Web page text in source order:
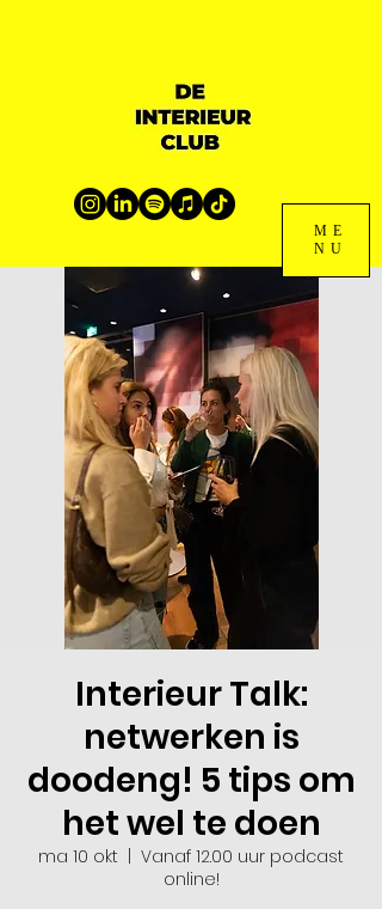
ME
NU
Interieur Talk:
netwerken is
doodeng! 5 tips om
het wel te doen
ma 10 okt
Vanaf 12.00 uur podcast
online!